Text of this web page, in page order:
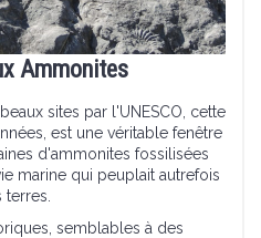
Ammonites
sites par l'UNESCO, cette
est une véritable fenêtre
d'ammonites fossilisées
marine qui peuplait autrefois
terres.
semblables à des